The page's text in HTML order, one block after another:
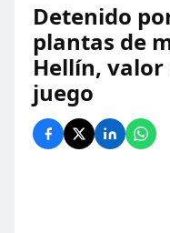
Detenido
plantas de
Hellín, valor
juego